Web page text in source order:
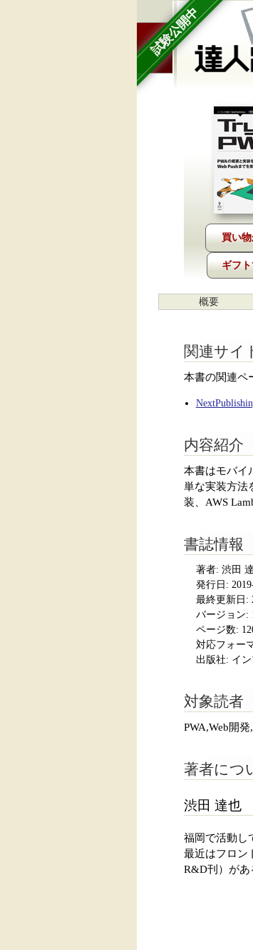
試験公開中
ギフ
概要
関連サイ
本書の関連ペ
内容紹介
本書はモバイ
単な実装方法
装、AWS
書誌情報
著者: 渋田
発行日:
最終更新日:
バージョン:
ページ数:
対応フォー
出版社: イン
対象読者
PWA,Web開
著者につ
渋田 達也
福岡で活動し
最近はフロン
R&D刊）があ